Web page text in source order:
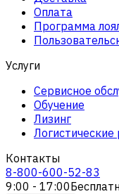
Оплата
Программа
Услуги
Сервисное
Обучение
Лизинг
Контакты
8-800-600-52-83
9:00 - 17:00